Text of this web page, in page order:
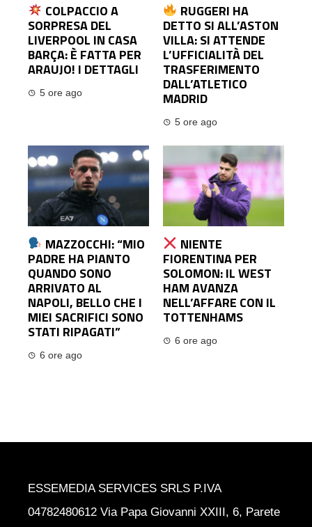
COLPACCIO A
SORPRESA DEL
LIVERPOOL IN CASA
BARÇA: È FATTA PER
ARAUJO! I DETTAGLI
5 ore ago
RUGGERI HA
DETTO SI ALL’ASTON
VILLA: SI ATTENDE
L’UFFICIALITÀ DEL
TRASFERIMENTO
DALL’ATLETICO
MADRID
5 ore ago
MAZZOCCHI: “MIO
PADRE HA PIANTO
QUANDO SONO
ARRIVATO AL
NAPOLI, BELLO CHE I
MIEI SACRIFICI SONO
STATI RIPAGATI”
6 ore ago
NIENTE
FIORENTINA PER
SOLOMON: IL WEST
HAM AVANZA
NELL’AFFARE CON IL
TOTTENHAMS
6 ore ago
ESSEMEDIA SERVICES SRLS P.IVA
04782480612 Via Papa Giovanni XXIII, 6, Parete